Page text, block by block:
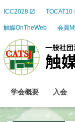
ICC2028 TOCAT10
触媒OnTheWeb 会員
学会概要 入会